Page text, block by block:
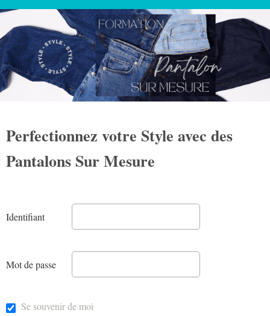
Perfectionnez votre Style avec des
Pantalons Sur Mesure
Identifiant
Mot de passe
Se souvenir de moi